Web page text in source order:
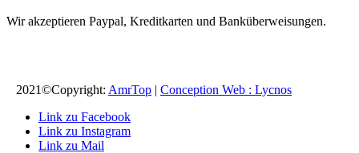
Wir akzeptieren Paypal, Kreditkarten und Banküberweisungen.
2021©Copyright: AmrTop | Conception Web : Lycnos
Link zu Facebook
Link zu Instagram
Link zu Mail